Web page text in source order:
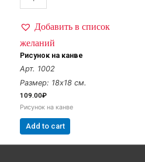
Добавить в список
желаний
Рисунок на канве
Арт. 1002
Размер: 18х18 см.
109.00₽
Рисунок на канве
Add to cart